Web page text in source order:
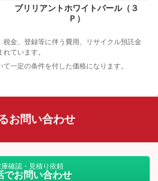
ブリリアントホワイトパール（３
Ｐ）
金、登録等に伴う費用、リサイクル預託金
ています。
一定の条件を付した価格になります。
お問い合わせ
庫確認・見積り依頼
でお問い合わせ